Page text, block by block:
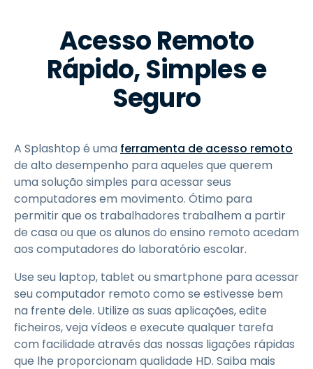
Acesso Remoto
Rápido, Simples e
Seguro
A Splashtop é uma ferramenta de acesso remoto
de alto desempenho para aqueles que querem
uma solução simples para acessar seus
computadores em movimento. Ótimo para
permitir que os trabalhadores trabalhem a partir
de casa ou que os alunos do ensino remoto acedam
aos computadores do laboratório escolar.
Use seu laptop, tablet ou smartphone para acessar
seu computador remoto como se estivesse bem
na frente dele. Utilize as suas aplicações, edite
ficheiros, veja vídeos e execute qualquer tarefa
com facilidade através das nossas ligações rápidas
que lhe proporcionam qualidade HD. Saiba mais